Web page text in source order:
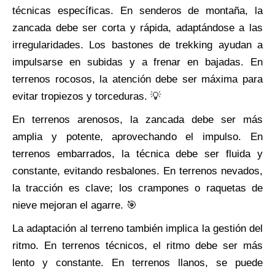
técnicas específicas. En senderos de montaña, la
zancada debe ser corta y rápida, adaptándose a las
irregularidades. Los bastones de trekking ayudan a
impulsarse en subidas y a frenar en bajadas. En
terrenos rocosos, la atención debe ser máxima para
evitar tropiezos y torceduras. 💡
En terrenos arenosos, la zancada debe ser más
amplia y potente, aprovechando el impulso. En
terrenos embarrados, la técnica debe ser fluida y
constante, evitando resbalones. En terrenos nevados,
la tracción es clave; los crampones o raquetas de
nieve mejoran el agarre. 🎯
La adaptación al terreno también implica la gestión del
ritmo. En terrenos técnicos, el ritmo debe ser más
lento y constante. En terrenos llanos, se puede